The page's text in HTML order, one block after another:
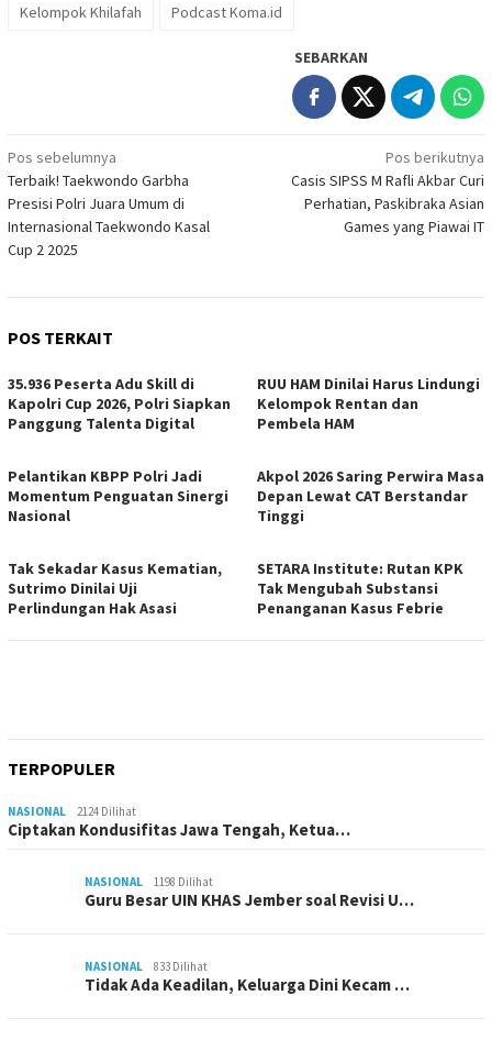
Kelompok Khilafah
Podcast Koma.id
SEBARKAN
Navigasi
pos
Pos sebelumnya
Terbaik! Taekwondo Garbha
Presisi Polri Juara Umum di
Internasional Taekwondo Kasal
Cup 2 2025
Pos berikutnya
Casis SIPSS M Rafli Akbar Curi
Perhatian, Paskibraka Asian
Games yang Piawai IT
POS TERKAIT
35.936 Peserta Adu Skill di
Kapolri Cup 2026, Polri Siapkan
Panggung Talenta Digital
RUU HAM Dinilai Harus Lindungi
Kelompok Rentan dan
Pembela HAM
Pelantikan KBPP Polri Jadi
Momentum Penguatan Sinergi
Nasional
Akpol 2026 Saring Perwira Masa
Depan Lewat CAT Berstandar
Tinggi
Tak Sekadar Kasus Kematian,
Sutrimo Dinilai Uji
Perlindungan Hak Asasi
SETARA Institute: Rutan KPK
Tak Mengubah Substansi
Penanganan Kasus Febrie
TERPOPULER
NASIONAL 2124 Dilihat
Ciptakan Kondusifitas Jawa Tengah, Ketua…
NASIONAL 1198 Dilihat
Guru Besar UIN KHAS Jember soal Revisi U…
NASIONAL 833 Dilihat
Tidak Ada Keadilan, Keluarga Dini Kecam …